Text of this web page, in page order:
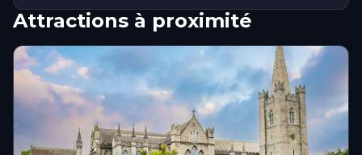
Attractions à proximité